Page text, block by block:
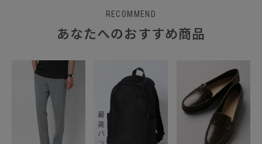
RECOMMEND
あなたへのおすすめ商品